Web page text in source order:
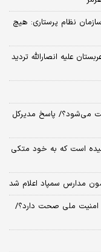
نظام پرستاری: هیچ
علیه انصارالله تردید
می‌شود؟/ پاسخ مدیرکل
است که به خود متکی
مدارس سمپاد اعلام شد
امنیت ملی صحت دارد؟/